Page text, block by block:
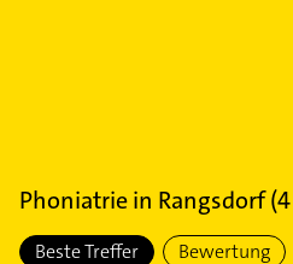
Phoniatriein Rangsdorf(4
Beste Treffer Bewertung